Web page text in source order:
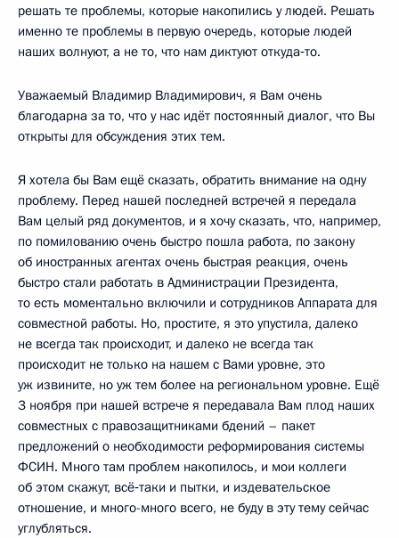
решать те проблемы, которые накопились у людей. Решать
именно те проблемы в первую очередь, которые людей
наших волнуют, а не то, что нам диктуют откуда‑то.
Уважаемый Владимир Владимирович, я Вам очень
благодарна за то, что у нас идёт постоянный диалог, что Вы
открыты для обсуждения этих тем.
Я хотела бы Вам ещё сказать, обратить внимание на одну
проблему. Перед нашей последней встречей я передала
Вам целый ряд документов, и я хочу сказать, что, например,
по помилованию очень быстро пошла работа, по закону
об иностранных агентах очень быстрая реакция, очень
быстро стали работать в Администрации Президента,
то есть моментально включили и сотрудников Аппарата для
совместной работы. Но, простите, я это упустила, далеко
не всегда так происходит, и далеко не всегда так
происходит не только на нашем с Вами уровне, это
уж извините, но уж тем более на региональном уровне. Ещё
3 ноября при нашей встрече я передавала Вам плод наших
совместных с правозащитниками бдений – пакет
предложений о необходимости реформирования системы
ФСИН. Много там проблем накопилось, и мои коллеги
об этом скажут, всё‑таки и пытки, и издевательское
отношение, и много-много всего, не буду в эту тему сейчас
углубляться.